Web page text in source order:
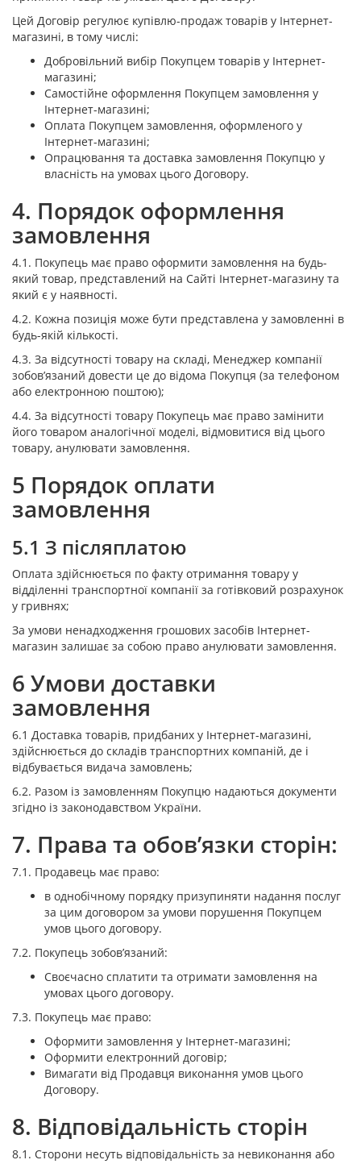
Цей Договір регулює купівлю-продаж товарів у Інтернет-
магазині, в тому числі:
Добровільний вибір Покупцем товарів у Інтернет-
магазині;
Самостійне оформлення Покупцем замовлення у
Інтернет-магазині;
Оплата Покупцем замовлення, оформленого у
Інтернет-магазині;
Опрацювання та доставка замовлення Покупцю у
власність на умовах цього Договору.
4. Порядок оформлення
замовлення
4.1. Покупець має право оформити замовлення на будь-
який товар, представлений на Сайті Інтернет-магазину та
який є у наявності.
4.2. Кожна позиція може бути представлена у замовленні в
будь-якій кількості.
4.3. За відсутності товару на складі, Менеджер компанії
зобов’язаний довести це до відома Покупця (за телефоном
або електронною поштою);
4.4. За відсутності товару Покупець має право замінити
його товаром аналогічної моделі, відмовитися від цього
товару, анулювати замовлення.
5 Порядок оплати
замовлення
5.1 З післяплатою
Оплата здійснюється по факту отримання товару у
відділенні транспортної компанії за готівковий розрахунок
у гривнях;
За умови ненадходження грошових засобів Інтернет-
магазин залишає за собою право анулювати замовлення.
6 Умови доставки
замовлення
6.1 Доставка товарів, придбаних у Інтернет-магазині,
здійснюється до складів транспортних компаній, де і
відбувається видача замовлень;
6.2. Разом із замовленням Покупцю надаються документи
згідно із законодавством України.
7. Права та обов’язки сторін:
7.1. Продавець має право:
в однобічному порядку призупиняти надання послуг
за цим договором за умови порушення Покупцем
умов цього договору.
7.2. Покупець зобов’язаний:
Своєчасно сплатити та отримати замовлення на
умовах цього договору.
7.3. Покупець має право:
Оформити замовлення у Інтернет-магазині;
Оформити електронний договір;
Вимагати від Продавця виконання умов цього
Договору.
8. Відповідальність сторін
8.1. Сторони несуть відповідальність за невиконання або